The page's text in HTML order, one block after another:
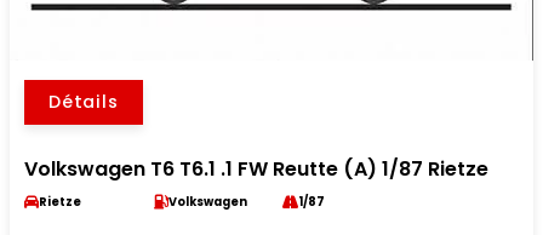
Détails
Volkswagen T6 T6.1 .1 FW Reutte (A) 1/87 Rietze
Rietze Volkswagen 1/87